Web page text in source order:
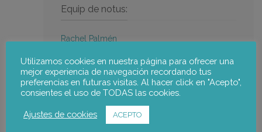
Equip de notus:
Rachel Palmén
Anar a la publicació
Utilizamos cookies en nuestra página para ofrecer una
mejor experiencia de navegación recordando tus
preferencias en futuras visitas. Al hacer click en "Acepto",
consientes el uso de TODAS las cookies.
Ajustes de cookies ACEPTO